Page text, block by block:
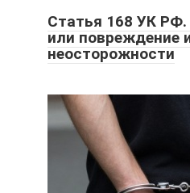
Статья 168 УК
или повреждение
неосторожности